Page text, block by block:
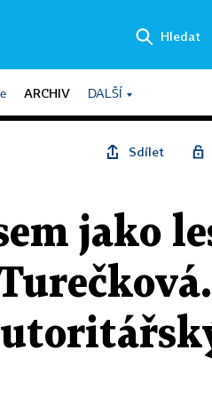
Hledat
ARCHIV DALŠÍ
Sdílet
jako